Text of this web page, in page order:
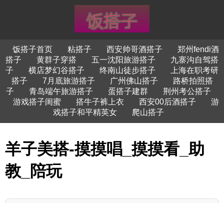
饭搭子首页 粘搭子 西安帅哥酒搭子
郑州fendi酒
搭子
黄群子穿搭 五一沈阳旅游搭子
九寨沟自驾搭
子
横店梦幻谷搭子 终南山徒步搭子
上海在职考研
搭子
7月底旅游搭子 广州佛山搭子
路桥拍照搭
子
青岛端午旅游搭子 蛋搭子建群
荆州考公搭子
游戏搭子闺蜜
搭牛子裤上衣 西安00后酒搭子
游
戏搭子和平精英女
爬山搭子
羊子美搭-摸摸唱_摸摸看_助
教_陪玩